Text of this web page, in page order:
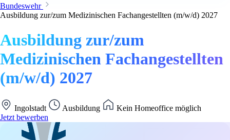
Bundeswehr
Ausbildung zur/zum Medizinischen Fachangestellten (m/w/d) 2027
Ausbildung zur/zum
Medizinischen Fachangestellten
(m/w/d) 2027
Ingolstadt Ausbildung
Kein Homeoffice möglich
Jetzt bewerben